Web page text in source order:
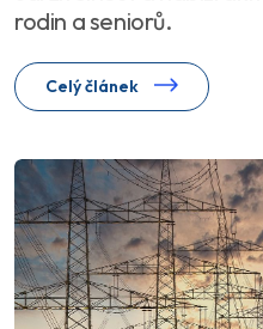
rodin a seniorů.
Celý článek